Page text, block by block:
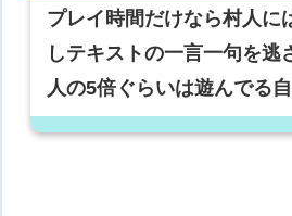
プレイ時間だけなら村人に
しテキストの一言一句を逃
人の5倍ぐらいは遊んでる